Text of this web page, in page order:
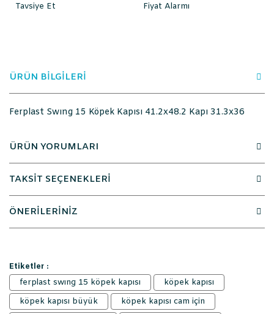
Tavsiye Et Fiyat Alarmı
ÜRÜN BİLGİLERİ
Ferplast Swıng 15 Köpek Kapısı 41.2x48.2 Kapı 31.3x36
ÜRÜN YORUMLARI
TAKSİT SEÇENEKLERİ
ÖNERİLERİNİZ
Etiketler :
ferplast swıng 15 köpek kapısı
köpek kapısı
köpek kapısı büyük
köpek kapısı cam için